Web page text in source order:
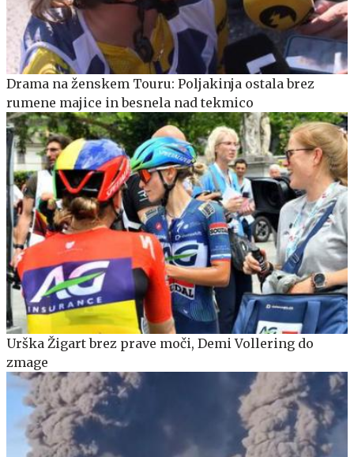
Drama na ženskem Touru: Poljakinja ostala brez
rumene majice in besnela nad tekmico
Urška Žigart brez prave moči, Demi Vollering do
zmage